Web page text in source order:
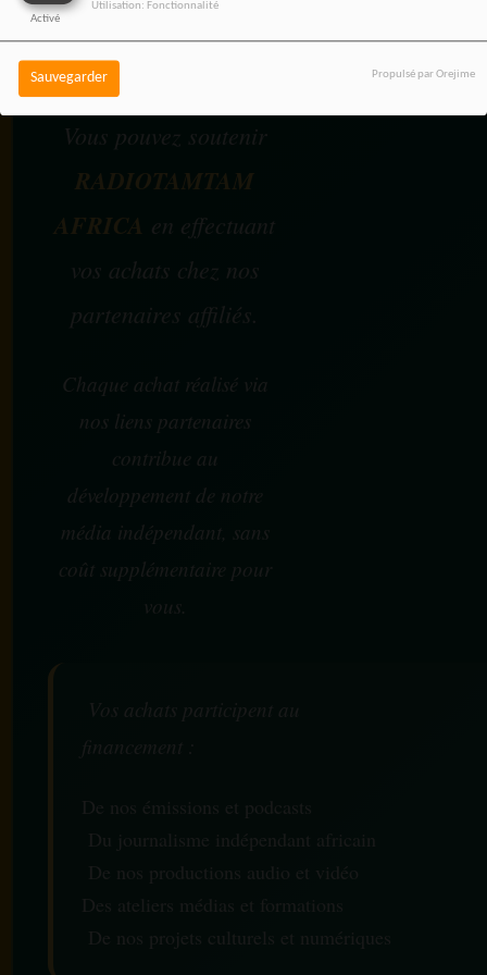
Activé
Utilisation: Fonctionnalité
Sauvegarder Propulsé par Orejime
SOUTENEZ
Vous pouvez soutenir
RADIOTAMTAM
AFRICA en effectuant
vos achats chez nos
partenaires affiliés.
Chaque achat réalisé via
nos liens partenaires
contribue au
développement de notre
média indépendant, sans
coût supplémentaire pour
vous.